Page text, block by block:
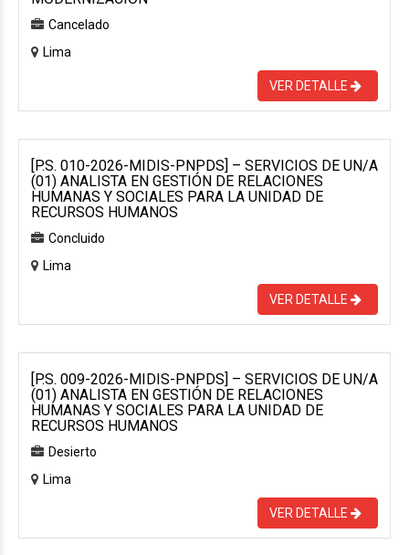
Cancelado
Lima
VER DETALLE
[P.S. 010-2026-MIDIS-PNPDS] – SERVICIOS DE UN/A
(01) ANALISTA EN GESTIÓN DE RELACIONES
HUMANAS Y SOCIALES PARA LA UNIDAD DE
RECURSOS HUMANOS
Concluido
Lima
VER DETALLE
[P.S. 009-2026-MIDIS-PNPDS] – SERVICIOS DE UN/A
(01) ANALISTA EN GESTIÓN DE RELACIONES
HUMANAS Y SOCIALES PARA LA UNIDAD DE
RECURSOS HUMANOS
Desierto
Lima
VER DETALLE